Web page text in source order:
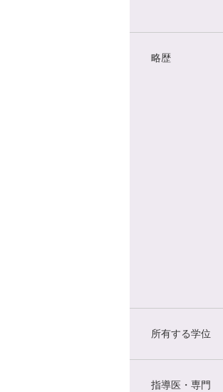
略歴
所有する学位
指導医・専門